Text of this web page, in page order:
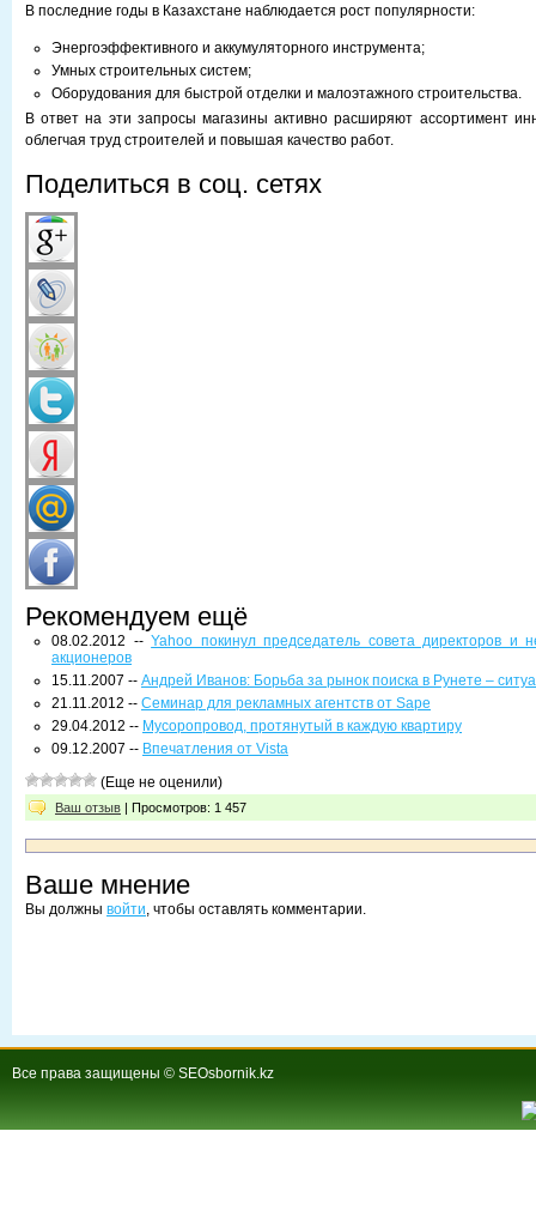
В последние годы в Казахстане наблюдается рост популярности:
Энергоэффективного и аккумуляторного инструмента;
Умных строительных систем;
Оборудования для быстрой отделки и малоэтажного строительства.
В ответ на эти запросы магазины активно расширяют ассортимент
облегчая труд строителей и повышая качество работ.
Поделиться в соц. сетях
Рекомендуем ещё
08.02.2012 --Yahoo покинул председатель совета директоров и
акционеров
15.11.2007 -- Андрей Иванов: Борьба за рынок поиска в Рунете –
21.11.2012 -- Семинар для рекламных агентств от Sape
29.04.2012 -- Мусоропровод, протянутый в каждую квартиру
09.12.2007 -- Впечатления от Vista
(Еще не оценили)
Ваш отзыв | Просмотров: 1 457
Ваше мнение
Вы должны войти, чтобы оставлять комментарии.
Все права защищены © SEOsbornik.kz